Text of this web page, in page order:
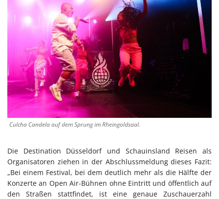
Culcha Candela auf dem Sprung im Rheingoldsaal.
Die Destination Düsseldorf und Schauinsland Reisen als
Organisatoren ziehen in der Abschlussmeldung dieses Fazit:
„Bei einem Festival, bei dem deutlich mehr als die Hälfte der
Konzerte an Open Air-Bühnen ohne Eintritt und öffentlich auf
den Straßen stattfindet, ist eine genaue Zuschauerzahl